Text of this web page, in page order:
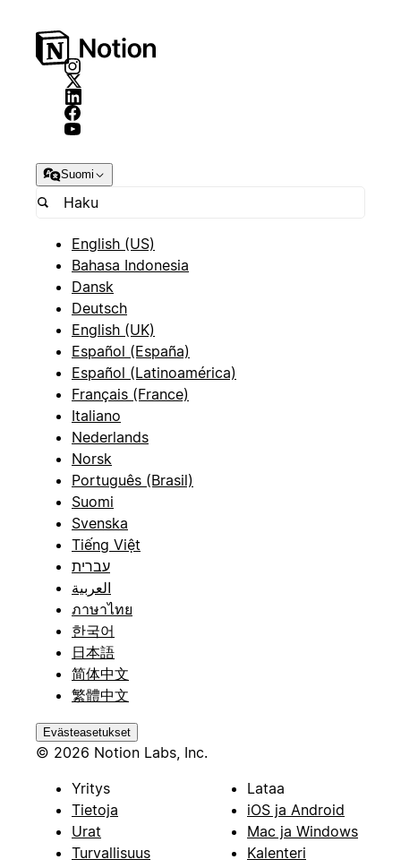
Suomi
English (US)
Bahasa Indonesia
Dansk
Deutsch
English (UK)
Español (España)
Español (Latinoamérica)
Français (France)
Italiano
Nederlands
Norsk
Português (Brasil)
Suomi
Svenska
Tiếng Việt
עברית
العربية
ภาษาไทย
한국어
日本語
简体中文
繁體中文
Evästeasetukset
© 2026 Notion Labs, Inc.
Yritys
Tietoja
Urat
Turvallisuus
Lataa
iOS ja Android
Mac ja Windows
Kalenteri